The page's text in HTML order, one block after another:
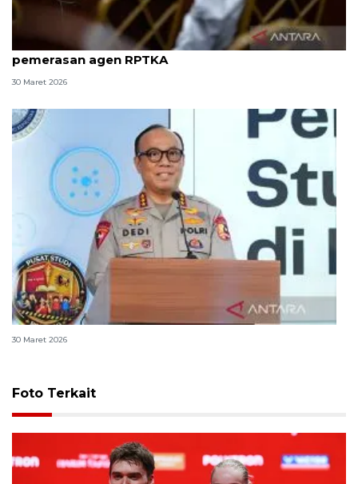
8 ASN Kemenaker hadapi sidang tuntutan kasus
pemerasan agen RPTKA
30 Maret 2026
Polri bangun Laboratorium Sosial Sains Kepolisian
30 Maret 2026
Foto Terkait